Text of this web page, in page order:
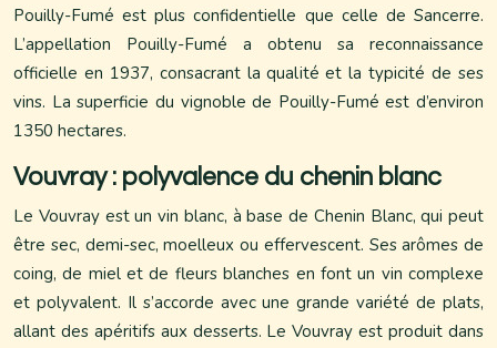
Pouilly-Fumé est plus confidentielle que celle de Sancerre.
L’appellation Pouilly-Fumé a obtenu sa reconnaissance
officielle en 1937, consacrant la qualité et la typicité de ses
vins. La superficie du vignoble de Pouilly-Fumé est d’environ
1350 hectares.
Vouvray : polyvalence du chenin blanc
Le Vouvray est un vin blanc, à base de Chenin Blanc, qui peut
être sec, demi-sec, moelleux ou effervescent. Ses arômes de
coing, de miel et de fleurs blanches en font un vin complexe
et polyvalent. Il s’accorde avec une grande variété de plats,
allant des apéritifs aux desserts. Le Vouvray est produit dans